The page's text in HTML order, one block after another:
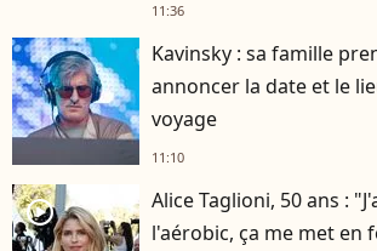
11:36
Kavinsky : sa famille
annoncer la date et le
voyage
11:10
player2
Alice Taglioni, 50 ans :
l'aérobic, ça me met en